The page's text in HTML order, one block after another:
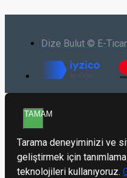
Dize Bulut © E-
TAMAM
Tarama deneyiminizi ve
geliştirmek için
teknolojileri kullanıyoruz.